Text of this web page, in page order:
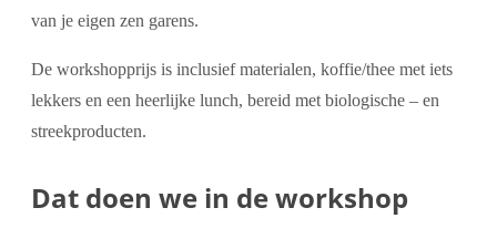
van je eigen zen garens.
De workshopprijs is inclusief materialen, koffie/thee met iets
lekkers en een heerlijke lunch, bereid met biologische – en
streekproducten.
Dat doen we in de workshop